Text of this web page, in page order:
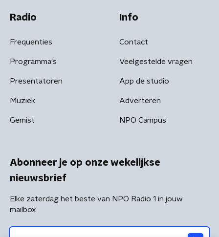
Radio
Frequenties
Programma's
Presentatoren
Muziek
Gemist
Info
Contact
Veelgestelde vragen
App de studio
Adverteren
NPO Campus
Abonneer je op onze wekelijkse
nieuwsbrief
Elke zaterdag het beste van NPO Radio 1 in jouw
mailbox